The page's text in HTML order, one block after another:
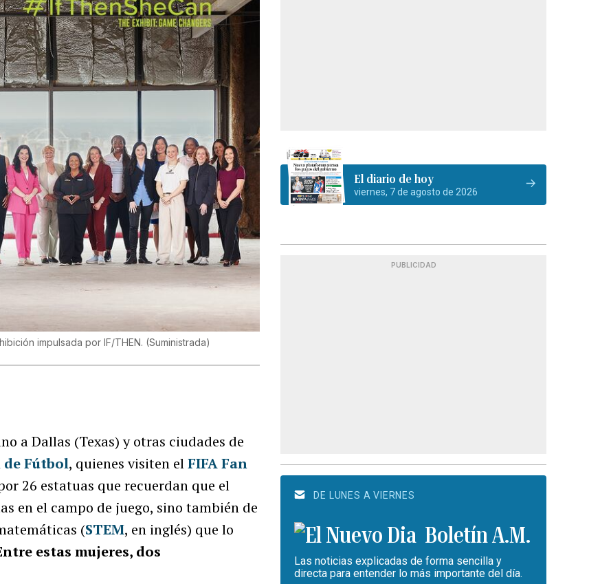
impulsada por IF/THEN. (Suministrada)
a Dallas (Texas) y otras ciudades de
Fútbol, quienes visiten elFIFA Fan
26 estatuas que recuerdan que el
en el campo de juego, sino también de
(STEM, en inglés) que lo
estas mujeres, dos
El diario de hoy
viernes, 7 de agosto de 2026
PUBLICIDAD
DE LUNES A VIERNES
Boletín A.M.
Las noticias explicadas de forma sencilla y
directa para entender lo más importante del día.